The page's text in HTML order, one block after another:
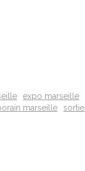
expo marseille
marseille